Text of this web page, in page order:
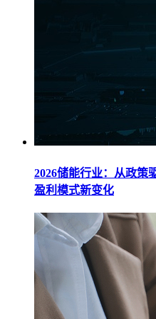
2026储能行业：从政策
盈利模式新变化